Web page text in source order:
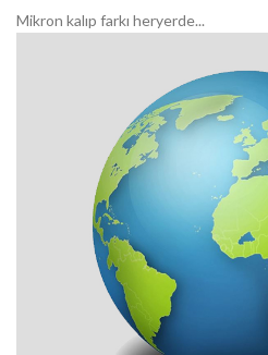
Mikron kalıp farkı heryerde...